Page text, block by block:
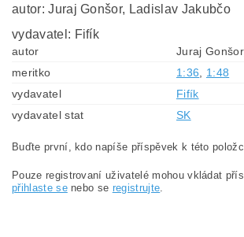
autor: Juraj Gonšor, Ladislav Jakubčo
vydavatel: Fifík
autor
Juraj
meritko
1:36
1:48
vydavatel
Fifík
vydavatel stat
SK
Buďte první, kdo napíše příspěvek k této
Pouze registrovaní uživatelé mohou vkládat
přihlaste senebo se registrujte.